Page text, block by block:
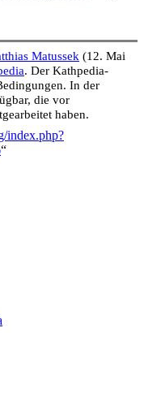
Matussek (12. Mai
. Der Kathpedia-
In der
die vor
haben.
index.php?
“